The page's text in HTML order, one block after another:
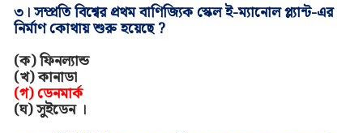
৩। সম্প্রতি বিশ্বের প্রথম বাণিজ্যিক স্কেল ই-ম্যানোল প্ল্যান্ট-এর
নির্মাণকোথায়শুরু হয়েছে ?
(ক) ফিনল্যান্ড
(খ) কানাডা
(গ)ডেনমার্ক
(ঘ)সুইডেন ।